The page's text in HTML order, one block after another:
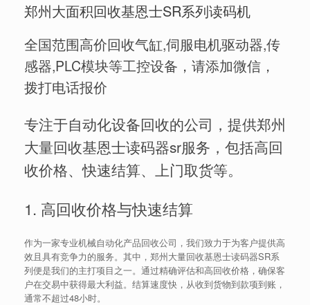
郑州大面积回收基恩士SR系列读码机
全国范围高价回收气缸,伺服电机驱动器,传
感器,PLC模块等工控设备，请添加微信，
拨打电话报价
专注于自动化设备回收的公司，提供郑州
大量回收基恩士读码器sr服务，包括高回
收价格、快速结算、上门取货等。
1. 高回收价格与快速结算
作为一家专业机械自动化产品回收公司，我们致力于为客户提供高
效且具有竞争力的服务。其中，郑州大量回收基恩士读码器SR系
列便是我们的主打项目之一。通过精确评估和高回收价格，确保客
户在交易中获得最大利益。结算速度快，从收到货物到款项到账，
通常不超过48小时。